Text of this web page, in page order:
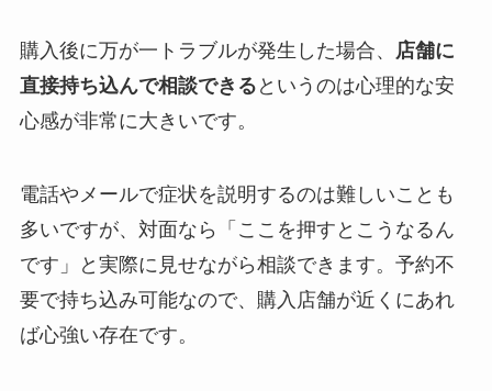
購入後に万が一トラブルが発生した場合、
店舗に
直接持ち込んで相談できる というのは心理的な安
心感が非常に大きいです。
電話やメールで症状を説明するのは難しいことも
多いですが、対面なら「ここを押すとこうなるん
です」と実際に見せながら相談できます。予約不
要で持ち込み可能なので、購入店舗が近くにあれ
ば心強い存在です。